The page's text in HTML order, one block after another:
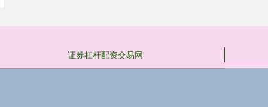
证券杠杆配资交易网